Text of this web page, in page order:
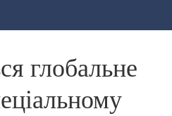
глобальне